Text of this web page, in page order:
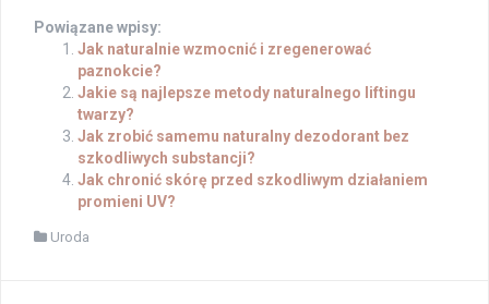
Powiązane wpisy:
Jak naturalnie wzmocnić i zregenerować
paznokcie?
Jakie są najlepsze metody naturalnego liftingu
twarzy?
Jak zrobić samemu naturalny dezodorant bez
szkodliwych substancji?
Jak chronić skórę przed szkodliwym działaniem
promieni UV?
Uroda